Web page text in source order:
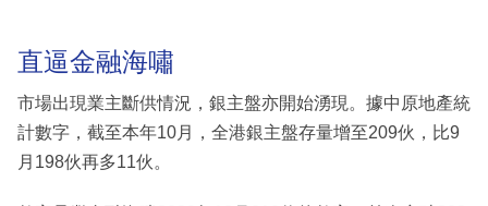
直逼金融海嘯
市場出現業主斷供情況，銀主盤亦開始湧現。據中原地產統
計數字，截至本年10月，全港銀主盤存量增至209伙，比9
月198伙再多11伙。